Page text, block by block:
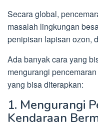
Secara global,
masalah lingkungan
penipisan lapisan ozon,
Ada banyak cara yang
mengurangi
yang bisa diterapkan:
1. Mengurangi
Kendaraan